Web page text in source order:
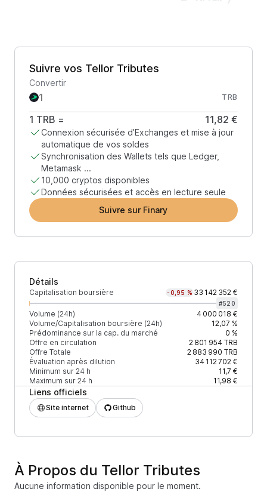
Suivre vos Tellor Tributes
Convertir
TRB
1 TRB = 11,82 €
Connexion sécurisée d’Exchanges et mise à jour
automatique de vos soldes
Synchronisation des Wallets tels que Ledger,
Metamask ...
10,000 cryptos disponibles
Données sécurisées et accès en lecture seule
Suivre sur Finary
Détails
Capitalisation boursière -0,95 % 33 142 352 €
#520
Volume (24h)
4 000 018 €
Volume/Capitalisation boursière (24h)
12,07 %
Prédominance sur la cap. du marché
0 %
Offre en circulation
2 801 954TRB
Offre Totale
2 883 990 TRB
Évaluation après dilution
34 112 702 €
Minimum sur 24 h
11,7 €
Maximum sur 24 h
11,98 €
Liens officiels
Site internet Github
À Propos du Tellor Tributes
Aucune information disponible pour le moment.